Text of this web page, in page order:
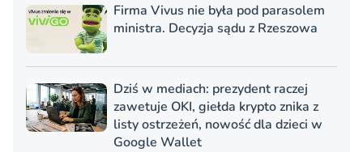
Firma Vivus nie była pod parasolem
ministra. Decyzja sądu z Rzeszowa
Dziś w mediach: prezydent raczej
zawetuje OKI, giełda krypto znika z
listy ostrzeżeń, nowość dla dzieci w
Google Wallet